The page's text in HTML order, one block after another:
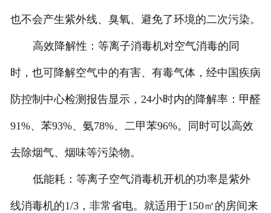
也不会产生紫外线、臭氧、避免了环境的二次污染。
高效降解性：等离子消毒机对空气消毒的同
时，也可降解空气中的有害、有毒气体，经中国疾病
防控制中心检测报告显示，24小时内的降解率：甲醛
91%、苯93%、氨78%、二甲苯96%。同时可以高效
去除烟气、烟味等污染物。
低能耗：等离子空气消毒机开机的功率是紫外
线消毒机的1/3，非常省电。就适用于150㎡的房间来